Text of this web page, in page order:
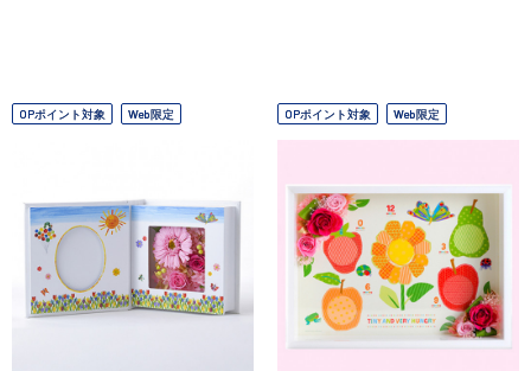
OPポイント対象 Web限定 OPポイント対象 Web限定